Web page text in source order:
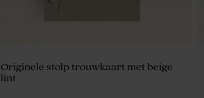
Originele stolp trouwkaart met beige
lint